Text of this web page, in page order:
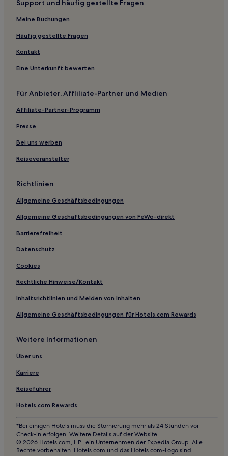
Haustierfreundliche in Cambridge
Luxus in Cambridge
Hotels mit inbegriffenem Frühstück in Cambridge
Lgbtqia-Freundliche in Cambridge
Hotels mit Fitnessbereich in Cambridge
Haustierfreundliche in Fakenham
Luxus in Ely
Familien in King's Lynn
Haustierfreundliche in King's Lynn
Günstige nahe Mill Road
Haustierfreundliche in Oakham
Business in Boston
Golf in Norfolk
Günstige in Skegness
Hotels nahe St. Botolph's Church
Milton Hotels
Stanford Hotels
Upper Marham Hotels
Hotels nahe Murray Edwards College
Lolworth Hotels
Hotels nahe Gonville and Caius College
Hotels nahe The Manor at Hemingford Grey
Hotels nahe Christ's College
Hampton Hotels
King's Lynn and West Norfolk District: Hotels
Boston: Hotels
Sawtry Hotels
Support und häufig gestellte Fragen
Meine Buchungen
Häufig gestellte Fragen
Kontakt
Eine Unterkunft bewerten
Für Anbieter, Affliliate-Partner und Medien
Affiliate-Partner-Programm
Presse
Bei uns werben
Reiseveranstalter
Richtlinien
Allgemeine Geschäftsbedingungen
Allgemeine Geschäftsbedingungen von FeWo-direkt
Barrierefreiheit
Datenschutz
Cookies
Rechtliche Hinweise/Kontakt
Inhaltsrichtlinien und Melden von Inhalten
Allgemeine Geschäftsbedingungen für Hotels.com Rewards
Weitere Informationen
Über uns
Karriere
Reiseführer
Hotels.com Rewards
*Bei einigen Hotels muss die Stornierung mehr als 24 Stunden vor
Check-in erfolgen. Weitere Details auf der Website.
© 2026 Hotels.com, L.P., ein Unternehmen der Expedia Group. Alle
Rechte vorbehalten. Hotels.com und das Hotels.com-Logo sind